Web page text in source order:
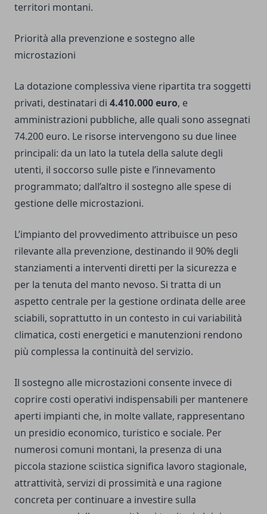
territori montani.
Priorità alla prevenzione e sostegno alle
microstazioni
La dotazione complessiva viene ripartita tra soggetti
privati, destinatari di 4.410.000 euro, e
amministrazioni pubbliche, alle quali sono assegnati
74.200 euro. Le risorse intervengono su due linee
principali: da un lato la tutela della salute degli
utenti, il soccorso sulle piste e l’innevamento
programmato; dall’altro il sostegno alle spese di
gestione delle microstazioni.
L’impianto del provvedimento attribuisce un peso
rilevante alla prevenzione, destinando il 90% degli
stanziamenti a interventi diretti per la sicurezza e
per la tenuta del manto nevoso. Si tratta di un
aspetto centrale per la gestione ordinata delle aree
sciabili, soprattutto in un contesto in cui variabilità
climatica, costi energetici e manutenzioni rendono
più complessa la continuità del servizio.
Il sostegno alle microstazioni consente invece di
coprire costi operativi indispensabili per mantenere
aperti impianti che, in molte vallate, rappresentano
un presidio economico, turistico e sociale. Per
numerosi comuni montani, la presenza di una
piccola stazione sciistica significa lavoro stagionale,
attrattività, servizi di prossimità e una ragione
concreta per continuare a investire sulla